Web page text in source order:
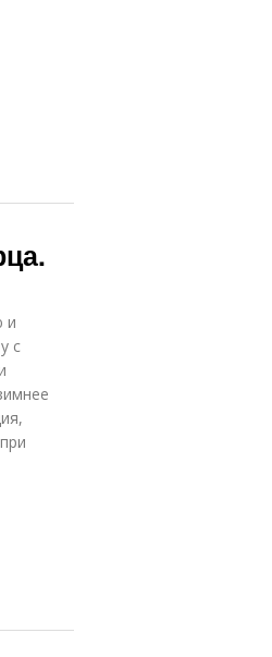
и
с